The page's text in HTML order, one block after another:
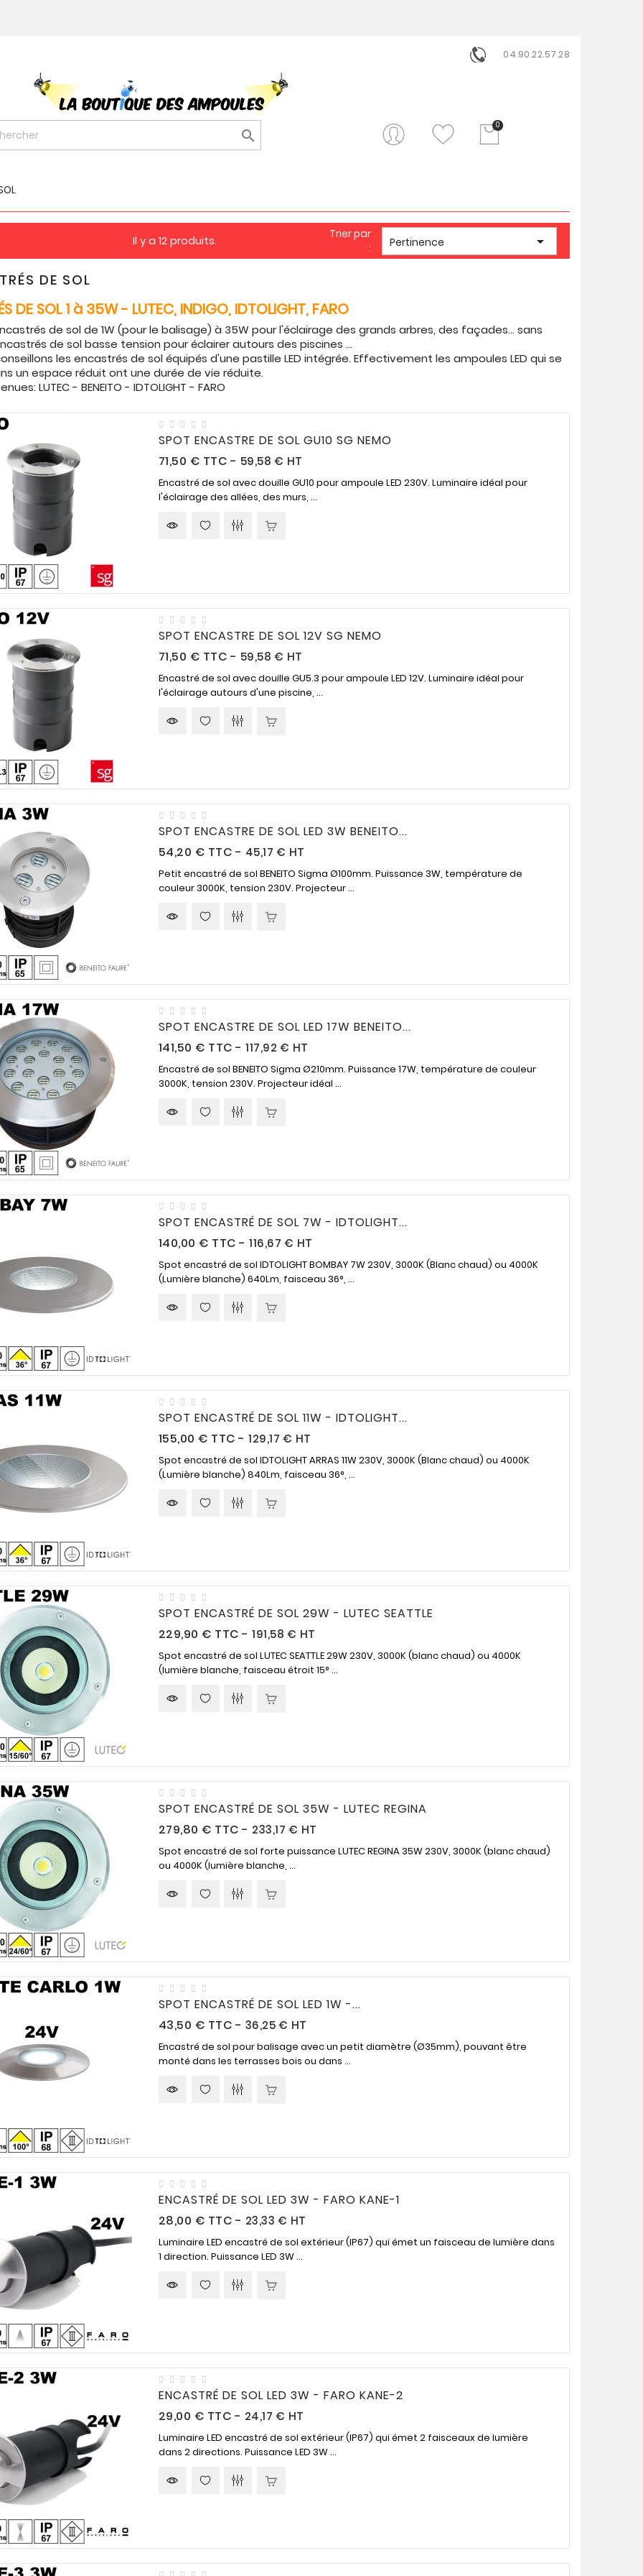
04.90.22.57.28
0

lieu de
sur
Assistance
téléphonique
04-90-22-57-28
Du lundi au vendredi
nous mettons à votre
service une aide en ligne
de 9h à 12h et 14h à 16h.
Vous pouvez payer vos
bancaire, chèque ou
Il y a 12 produits.
Trier par
:
Pertinence 
DE SOL
DE SOL 1 à 35W - LUTEC, INDIGO, IDTOLIGHT, FARO
de sol de 1W (pour le balisage) à 35W pour l'éclairage des grands arbres, des façades... sans
de sol basse tension pour éclairer autours des piscines ...
les encastrés de sol équipés d'une pastille LED intégrée. Effectivement les ampoules LED qui se
un espace réduit ont une durée de vie réduite.
LUTEC - BENEITO - IDTOLIGHT - FARO
SPOT ENCASTRE DE SOL GU10 SG NEMO
71,50 € Prix
TTC - 59,58 € HT
Encastré de sol avec douille GU10 pour ampoule LED 230V. Luminaire idéal pour
l'éclairage des allées, des murs, ...
SPOT ENCASTRE DE SOL 12V SG NEMO
71,50 € Prix
TTC - 59,58 € HT
Encastré de sol avec douille GU5.3 pour ampoule LED 12V. Luminaire idéal pour
l'éclairage autours d'une piscine, ...
SPOT ENCASTRE DE SOL LED 3W BENEITO...
54,20 € Prix
TTC - 45,17 € HT
Petit encastré de sol BENEITO Sigma Ø100mm. Puissance 3W, température de
couleur 3000K, tension 230V. Projecteur ...
SPOT ENCASTRE DE SOL LED 17W BENEITO...
141,50 € Prix
TTC -117,92 € HT
Encastré de sol BENEITO Sigma Ø210mm. Puissance 17W, température de couleur
3000K, tension 230V. Projecteur idéal ...
SPOT ENCASTRÉ DE SOL 7W - IDTOLIGHT...
140,00 € Prix
TTC -116,67 € HT
Spot encastré de sol IDTOLIGHT BOMBAY 7W 230V, 3000K (Blanc chaud) ou 4000K
(Lumière blanche) 640Lm, faisceau 36°, ...
SPOT ENCASTRÉ DE SOL 11W - IDTOLIGHT...
155,00 € Prix
TTC -129,17 € HT
Spot encastré de sol IDTOLIGHT ARRAS 11W 230V, 3000K (Blanc chaud) ou 4000K
(Lumière blanche) 840Lm, faisceau 36°, ...
SPOT ENCASTRÉ DE SOL 29W - LUTEC SEATTLE
229,90 € Prix
TTC -191,58 € HT
Spot encastré de sol LUTEC SEATTLE 29W 230V, 3000K (blanc chaud) ou 4000K
(lumière blanche, faisceau étroit 15° ...
SPOT ENCASTRÉ DE SOL 35W - LUTEC REGINA
279,80 € Prix
TTC - 233,17 € HT
Spot encastré de sol forte puissance LUTEC REGINA 35W 230V, 3000K (blanc chaud)
ou 4000K (lumière blanche, ...
SPOT ENCASTRÉ DE SOL LED 1W -...
43,50 € Prix
TTC - 36,25 € HT
Encastré de sol pour balisage avec un petit diamètre (Ø35mm), pouvant être
monté dans les terrasses bois ou dans ...
ENCASTRÉ DE SOL LED 3W - FARO KANE-1
28,00 € Prix
TTC - 23,33 € HT
Luminaire LED encastré de sol extérieur (IP67) qui émet un faisceau de lumière dans
1 direction. Puissance LED 3W ...
ENCASTRÉ DE SOL LED 3W - FARO KANE-2
29,00 € Prix
TTC - 24,17 € HT
Luminaire LED encastré de sol extérieur (IP67) qui émet 2 faisceaux de lumière
dans 2 directions. Puissance LED 3W ...